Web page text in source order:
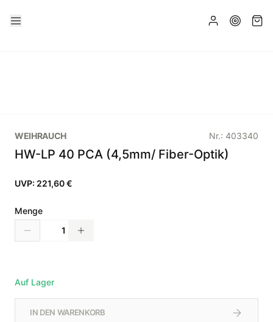
WEIHRAUCH Nr.: 403340
HW-LP 40 PCA (4,5mm/ Fiber-Optik)
UVP: 221,60 €
Menge
Auf Lager
IN DEN WARENKORB